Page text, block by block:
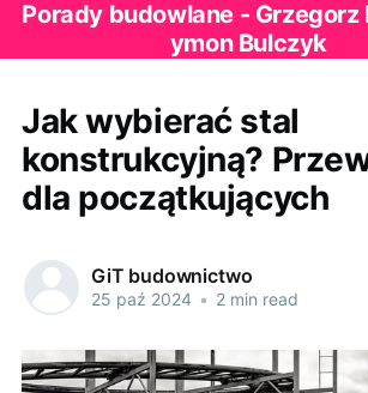
Porady budowlane - Grzegorz
ymon Bulczyk
Jak wybierać stal
konstrukcyjną?
dla początkujących
GiT budownictwo
25 paź 2024 • 2 min read